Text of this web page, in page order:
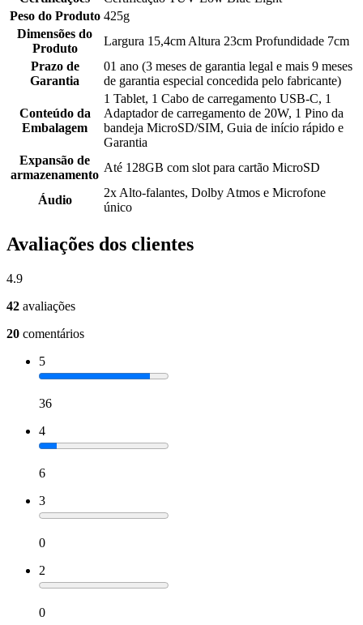
Peso do Produto 425g
Dimensões do
Produto
Largura 15,4cm Altura 23cm Profundidade 7cm
Prazo de
Garantia
01 ano (3 meses de garantia legal e mais 9 meses
de garantia especial concedida pelo fabricante)
Conteúdo da
Embalagem
1 Tablet, 1 Cabo de carregamento USB-C, 1
Adaptador de carregamento de 20W, 1 Pino da
bandeja MicroSD/SIM, Guia de início rápido e
Garantia
Expansão de
armazenamento
Até 128GB com slot para cartão MicroSD
Áudio
2x Alto-falantes, Dolby Atmos e Microfone
único
Avaliações dos clientes
4.9
42 avaliações
20 comentários
5
36
4
6
3
0
2
0